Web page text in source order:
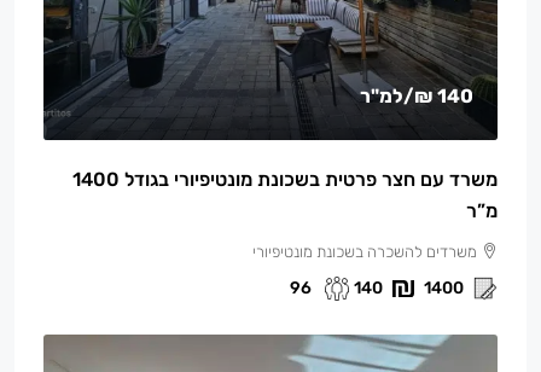
140 ₪ /למ"ר
משרד עם חצר פרטית בשכונת מונטיפיורי בגודל 1400
מ”ר
משרדים להשכרה בשכונת מונטיפיורי
1400
140
96